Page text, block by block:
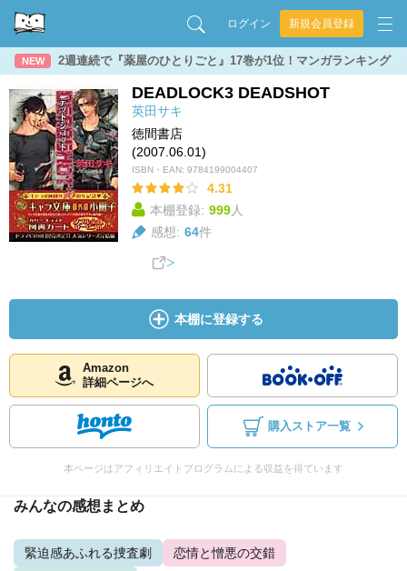
ログイン 新規会員登録
NEW 2週連続で『薬屋のひとりごと』17巻が1位！マンガランキング
DEADLOCK3 DEADSHOT
英田サキ
徳間書店
(2007.06.01)
ISBN・EAN: 9784199004407
4.31
本棚登録: 999人
感想: 64件
本棚に登録する
Amazon
詳細ページへ
購入ストア一覧
本ページはアフィリエイトプログラムによる収益を得ています
みんなの感想まとめ
緊迫感あふれる捜査劇
恋情と憎悪の交錯